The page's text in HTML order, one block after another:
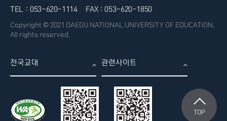
TOP
TEL : 053-620-1114 FAX : 053-620-1850
Copyright © 2021 DAEGU NATIONAL UNIVERSITY OF EDUCATION.
All rights reserved.
전국교대 관련사이트